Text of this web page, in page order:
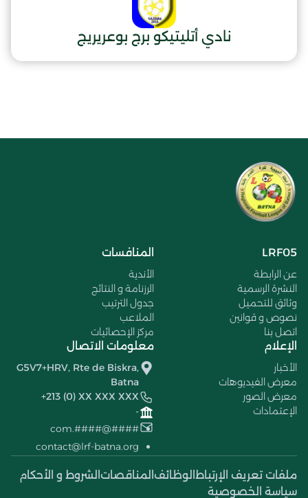
نادي أتليتيكو برج بوعريريج
LRF05
عن الرابطة
النشرة الرسمية
وثائق للتحميل
نصوص و قوانين
اتصل بنا
المنافسات
الأندية
الرزنامة و النتائج
جدول الترتيب
الملاعب
مركز الإحصائيات
الإعلام
الأخبار
معرض الفيديوهات
معرض الصور
الإعتمادات
معلومات الاتصال
G5V7+HRV, Rte de Biskra,
Batna
+213 (0) XX XXX XXX
-
####@####.com
contact@lrf-batna.org
ملفات تعريف الإرتباط الوظائف المناقصات الشروط و الأحكام
سياسة الخصوصية